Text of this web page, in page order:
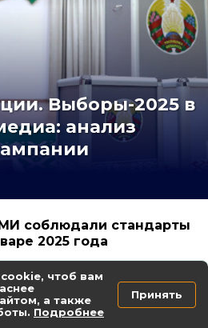
Выборы-2025 в
анализ
соблюдали стандарты
2025 года
чтоб вам
а также
Подробнее
Принять